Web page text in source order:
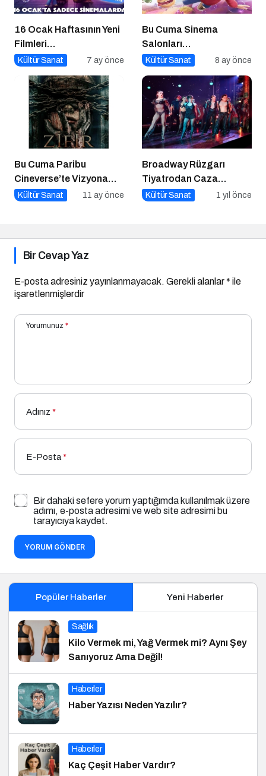
16 Ocak Haftasının Yeni
Filmleri
Sinemaseverlerle
Kültür Sanat 7 ay önce
Bu Cuma Sinema
Salonları
Hareketleniyor: 26 Aralık
Açıklandı
Kültür Sanat 8 ay önce
Bu Cuma Paribu
Cineverse’te Vizyona
Girecek Filmler
Kültür Sanat 11 ay önce
Broadway Rüzgarı
Tiyatrodan Caza
Dopdolu Bir Program
Kültür Sanat 1 yıl önce
Bir Cevap Yaz
E-posta adresiniz yayınlanmayacak. Gerekli alanlar* ile
işaretlenmişlerdir
Yorumunuz *
Adınız *
E-Posta*
Bir dahaki sefere yorum yaptığımda kullanılmak üzere
adımı, e-posta adresimi ve web site adresimi bu
tarayıcıya kaydet.
YORUM GÖNDER
Popüler Haberler Yeni Haberler
Sağlık
Kilo Vermek mi, Yağ Vermek mi? Aynı Şey
Sanıyoruz Ama Değil!
Haberler
Haber Yazısı Neden Yazılır?
Haberler
Kaç Çeşit Haber Vardır?